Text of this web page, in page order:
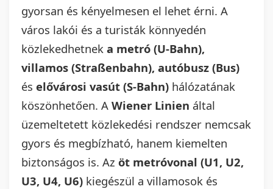
gyorsan és kényelmesen el lehet érni. A
város lakói és a turisták könnyedén
közlekedhetnek a metró (U-Bahn),
villamos (Straßenbahn), autóbusz (Bus)
és elővárosi vasút (S-Bahn) hálózatának
köszönhetően. A Wiener Linien által
üzemeltetett közlekedési rendszer nemcsak
gyors és megbízható, hanem kiemelten
biztonságos is. Az öt metróvonal (U1, U2,
U3, U4, U6) kiegészül a villamosok és